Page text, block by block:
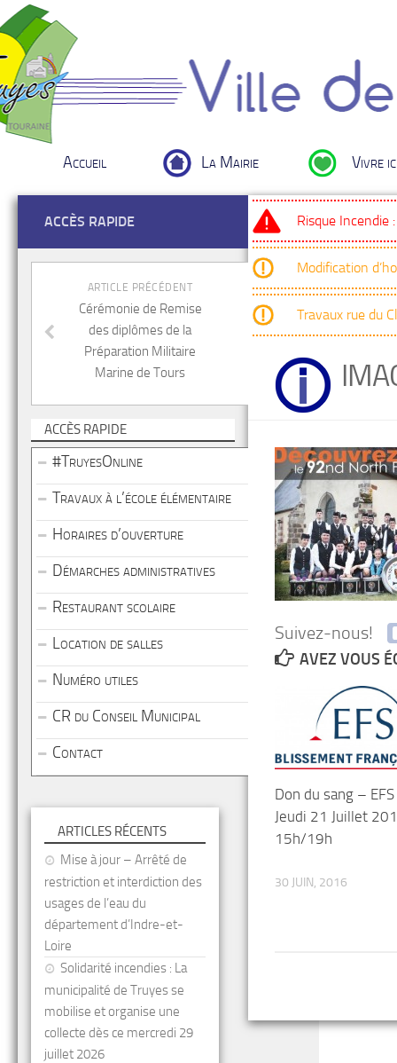
Accueil La Mairie Vivre
Risque Incendie
Modification
Travaux rue du
Suivez-nous!
AVEZ VOUS
Don du sang –
Jeudi 21 Juillet
15h/19h
30 JUIN, 2016
ACCÈS RAPIDE
ARTICLE PRÉCÉDENT
Cérémonie de Remise
des diplômes de la
Préparation Militaire
Marine de Tours
ACCÈS RAPIDE
#TruyesOnline
Travaux à l’école élémentaire
Horaires d’ouverture
Démarches administratives
Restaurant scolaire
Location de salles
Numéro utiles
CR du Conseil Municipal
Contact
ARTICLES RÉCENTS
Mise à jour – Arrêté de
restriction et interdiction des
usages de l’eau du
département d’Indre-et-
Loire
Solidarité incendies : La
municipalité de Truyes se
mobilise et organise une
collecte dès ce mercredi 29
juillet 2026